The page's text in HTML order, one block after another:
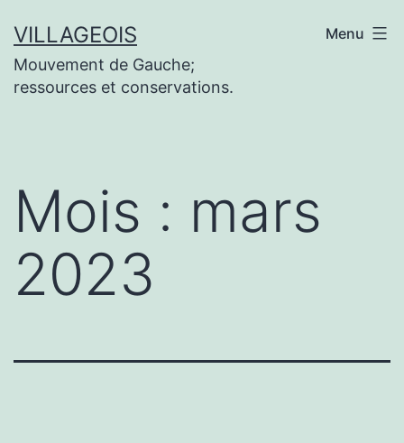
au
contenu
VILLAGEOIS
Mouvement de Gauche;
ressources et conservations.
Menu
Mois : mars
2023